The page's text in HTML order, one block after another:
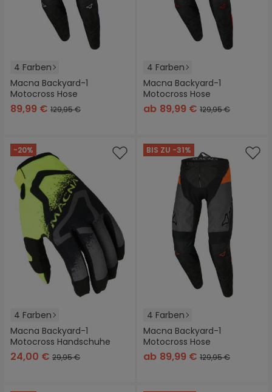
4 Farben
Macna Backyard-1
Motocross Hose
89,99 € 129,95 €
4 Farben
Macna Backyard-1
Motocross Hose
ab 89,99 € 129,95 €
-20%
4 Farben
Macna Backyard-1
Motocross Handschuhe
24,00 € 29,95 €
BIS ZU -31%
4 Farben
Macna Backyard-1
Motocross Hose
ab 89,99 € 129,95 €